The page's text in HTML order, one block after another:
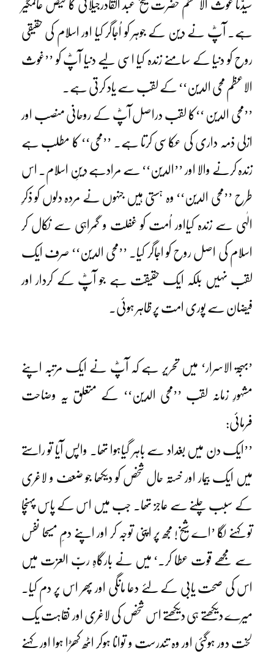
سیدّنا غوث الاعظم حضرت شیخ عبد القادرجیلانیؓ کا فیض عالمگیر
ہے۔ آپؓ نے دین کے جوہر کو اُجاگر کیا اور اسلام کی حقیقی
روح کو دنیا کے سامنے زندہ کیا اسی لیے دنیا آپؓ کو ’’غوث
الاعظم محی الدین‘‘ کے لقب سے یاد کرتی ہے۔
’’محی الدین ‘‘کا لقب دراصل آپؓ کے روحانی منصب اور
ازلی ذمہ داری کی عکاسی کرتا ہے۔ ’’محی‘‘ کا مطلب ہے
زندہ کرنے والا اور ’’الدین‘‘ سے مرادہے دینِ اسلام۔ اس
طرح ’’محی الدین‘‘ وہ ہستی ہیں جنہوں نے مردہ دلوں کو ذکرِ
الٰہی سے زندہ کیااور اُمت کو غفلت و گمراہی سے نکال کر
اسلام کی اصل روح کو اجاگر کیا۔ ’’محی الدین‘‘ صرف ایک
لقب نہیں بلکہ ایک حقیقت ہے جو آپؓ کے کردار اور
فیضان سے پوری امت پر ظاہر ہوئی۔
’بہجۃ الاسرار‘ میں تحریر ہے کہ آپؓ نے ایک مرتبہ اپنے
مشہورِ زمانہ لقب ’’محی الدین‘‘ کے متعلق یہ وضاحت
فرمائی:
’’ایک دن میں بغداد سے باہر گیاہوا تھا۔ واپس آیا تو راستے
میں ایک بیمار اور خستہ حال شخص کو دیکھا جو ضعف و لاغری
کے سبب چلنے سے عاجز تھا۔ جب میں اس کے پاس پہنچا
تو کہنے لگا ’اے شیخ! مجھ پر اپنی توجہ کر اور اپنے دمِ مسیحا نفس
سے مجھے قوت عطا کر۔‘ میں نے بارگاہِ ربّ العزت میں
اس کی صحت یابی کے لئے دعا مانگی اور پھر اس پر دم کیا۔
میرے دیکھتے ہی دیکھتے اس شخص کی لاغری اور نقاہت یک
لخت دور ہوگئی اور وہ تندرست و توانا ہوکر اٹھ کھڑا ہوا اور کہنے